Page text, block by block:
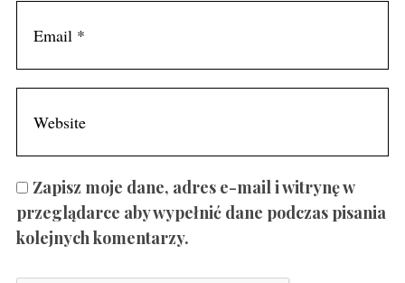
Zapisz moje dane, adres e-mail i witrynę w
przeglądarce aby wypełnić dane podczas pisania
kolejnych komentarzy.